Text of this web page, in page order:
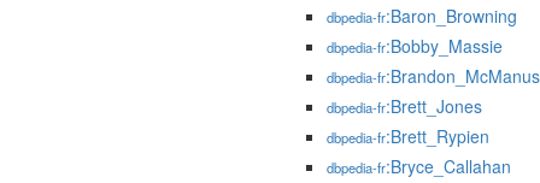
dbpedia-fr:Baron_Browning
dbpedia-fr:Bobby_Massie
dbpedia-fr:Brandon_McManus
dbpedia-fr:Brett_Jones
dbpedia-fr:Brett_Rypien
dbpedia-fr:Bryce_Callahan